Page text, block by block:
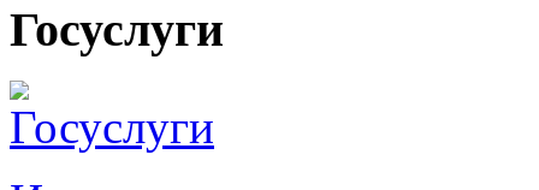
Госуслуги